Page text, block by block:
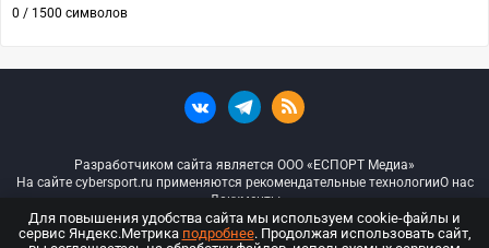
0 / 1500 символов
Разработчиком сайта является ООО «ЕСПОРТ Медиа»
На сайте cybersport.ru применяются рекомендательные технологииО нас
Документы
© ООО «Киберспорт.ру» — Все права защищены
Для повышения удобства сайта мы используем cookie-файлы и
сервис Яндекс.Метрика подробнее. Продолжая использовать сайт,